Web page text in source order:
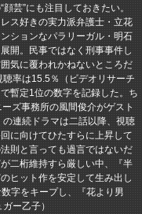
芸”にも注目しておきたい。
ス好きの実力派弁護士・立花
ションなパラリーガル・明石
開。民事ではなく刑事事件し
気に覆われかねないところだ
率は15.5％（ビデオリサーチ
暫定1位の数字を記録した。ち
ズ事務所の風間俊介がゲスト
連続ドラマは二話以降、視聴
に向けてひたすらに上昇して
則と言っても過言ではないだ
二桁維持すら厳しい中、『半
ヒット作を安定して生み出し
字をキープし、『花より男
ー乙子）